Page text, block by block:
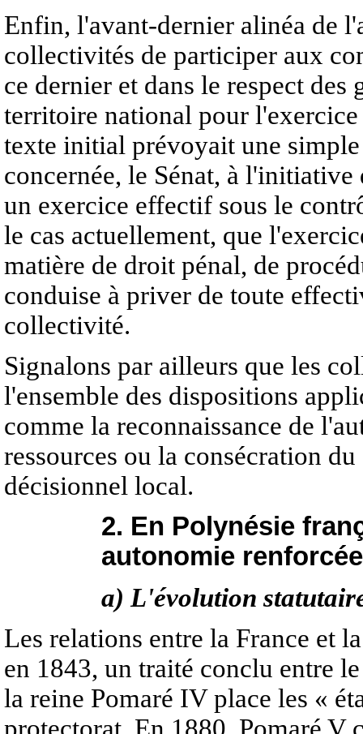
Enfin, l'avant-dernier alinéa de
collectivités de participer aux
ce dernier et dans le respect des
territoire national pour
texte initial prévoyait une
concernée, le Sénat, à
un exercice effectif sous le
le cas actuellement, que
matière de droit pénal, de
conduise à priver de toute
collectivité.
Signalons par ailleurs que les
l'ensemble des dispositions
comme la reconnaissance de
ressources ou la consécration
décisionnel local.
2. En Polynésie
autonomie renforcée
a) L'évolution
Les relations entre la France et
en 1843, un traité conclu entre
la reine Pomaré IV place les «